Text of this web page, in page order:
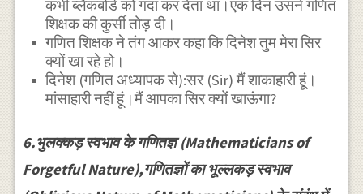
कभी ब्लैकबोर्ड को गंदा कर देता था।एक दिन उसने गणित
शिक्षक की कुर्सी तोड़ दी।
गणित शिक्षक ने तंग आकर कहा कि दिनेश तुम मेरा सिर
क्यों खा रहे हो।
दिनेश (गणित अध्यापक से):सर (Sir) मैं शाकाहारी हूं।
मांसाहारी नहीं हूं।मैं आपका सिर क्यों खाऊंगा?
6.भुलक्कड़ स्वभाव के गणितज्ञ (Mathematicians of
Forgetful Nature),गणितज्ञों का भूल्लकड़ स्वभाव